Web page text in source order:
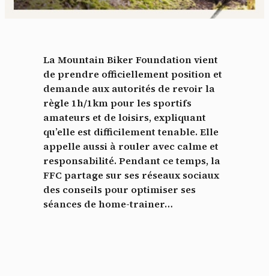
La Mountain Biker Foundation vient
de prendre officiellement position et
demande aux autorités de revoir la
règle 1h/1km pour les sportifs
amateurs et de loisirs, expliquant
qu’elle est difficilement tenable. Elle
appelle aussi à rouler avec calme et
responsabilité. Pendant ce temps, la
FFC partage sur ses réseaux sociaux
des conseils pour optimiser ses
séances de home-trainer…